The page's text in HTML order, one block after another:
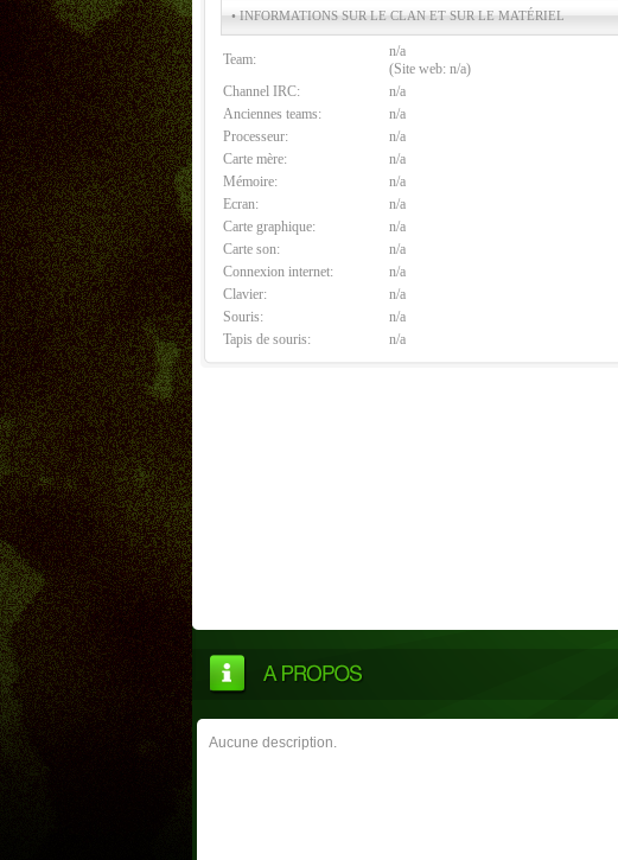
• INFORMATIONS SUR LE CLAN ET SUR LE MATÉRIEL
Team:
n/a
(Site web: n/a)
Channel IRC:
n/a
Anciennes teams:
n/a
Processeur:
n/a
Carte mère:
n/a
Mémoire:
n/a
Ecran:
n/a
Carte graphique:
n/a
Carte son:
n/a
Connexion internet:
n/a
Clavier:
n/a
Souris:
n/a
Tapis de souris:
n/a
Aucune description.